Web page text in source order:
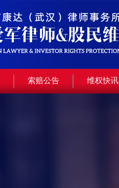
索赔公告 维权快讯